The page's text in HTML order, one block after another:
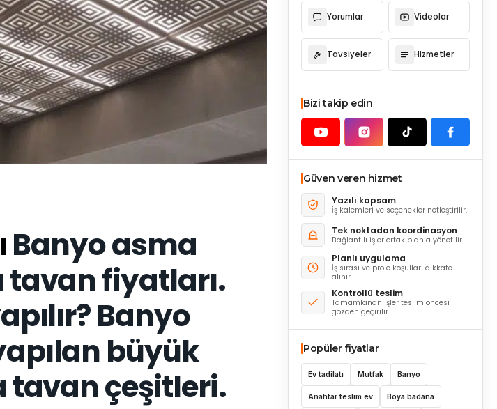
Yorumlar Videolar
Tavsiyeler Hizmetler
Bizi takip edin
Güven veren hizmet
Yazılı kapsam
İş kalemleri ve seçenekler netleştirilir.
Tek noktadan koordinasyon
Bağlantılı işler ortak planla yönetilir.
Planlı uygulama
İş sırası ve proje koşulları dikkate
alınır.
Kontrollü teslim
Tamamlanan işler teslim öncesi
gözden geçirilir.
Popüler fiyatlar
Ev tadilatı Mutfak Banyo
Anahtar teslim ev Boya badana
Banyo asma
fiyatları.
Banyo
büyük
tavan çeşitleri.